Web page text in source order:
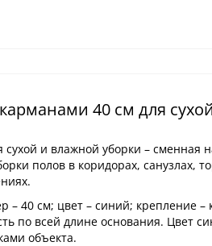
40 см для
и влажной уборки – сменная
полов в коридорах, санузлах,
– 40 см; цвет – синий;
по всей длине основания. Цвет
объекта.